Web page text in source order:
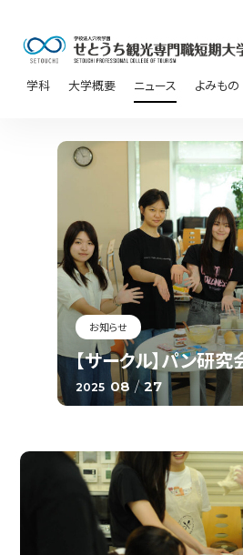
学科 大学概要 ニュース よみもの
お知らせ
【サークル】パン研
2025 08 / 27